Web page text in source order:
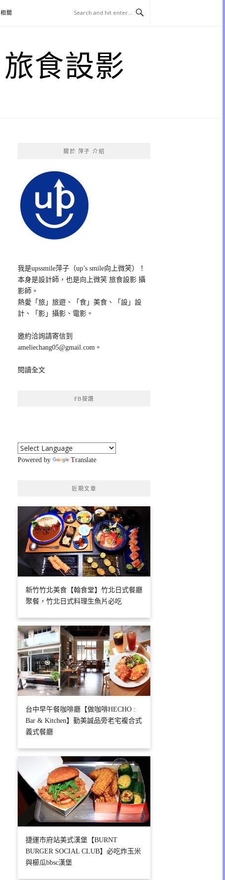
關
旅食設影
關於 萍子 介紹
我是upssmile萍子（up’s smile向上微笑）！
本身是設計師，也是向上微笑 旅食設影 攝
影師。
熱愛「旅」旅遊、「食」美食、「設」設
計、「影」攝影、電影。
邀約洽詢請寄信到
ameliechang05@gmail.com。
閱讀全文
FB按讚
Powered by Translate
近期文章
新竹竹北美食【翰食堂】竹北日式餐廳
聚餐，竹北日式料理生魚片必吃
台中早午餐咖啡廳【做咖啡HECHO :
Bar & Kitchen】勤美誠品旁老宅複合式
義式餐廳
捷運市府站美式漢堡【BURNT
BURGER SOCIAL CLUB】必吃炸玉米
與櫛瓜bbsc漢堡